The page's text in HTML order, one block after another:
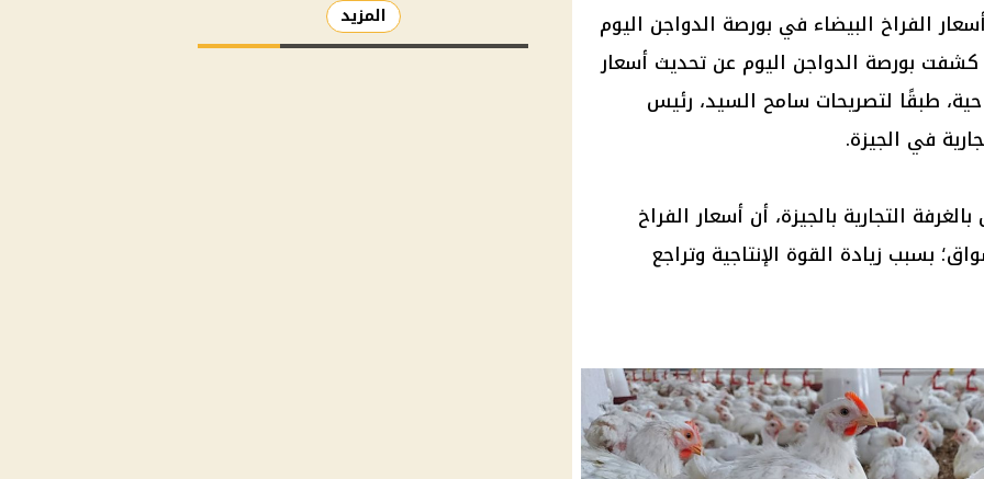
الفراخ البيضاء في بورصة الدواجن اليوم
كشفت بورصة الدواجن اليوم عن تحديث أسعار
طبقًا لتصريحات سامح السيد، رئيس
في الجيزة.
التجارية بالجيزة، أن أسعار الفراخ
بسبب زيادة القوة الإنتاجية وتراجع
المزيد